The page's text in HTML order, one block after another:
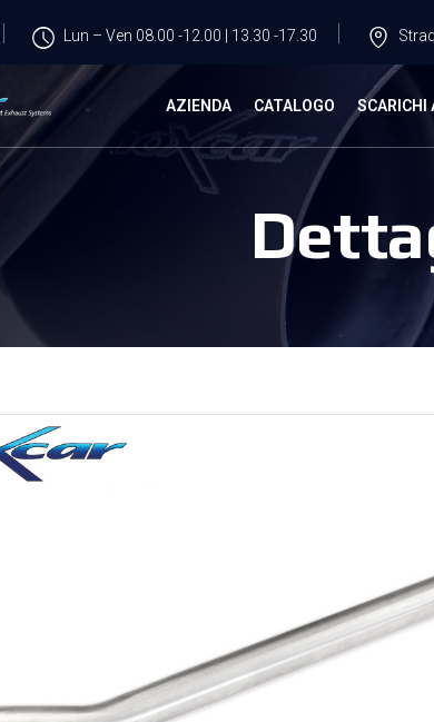
Lun – Ven 08.00 -12.00 | 13.30 -17.30
AZIENDA CATALOGO SCARICHI